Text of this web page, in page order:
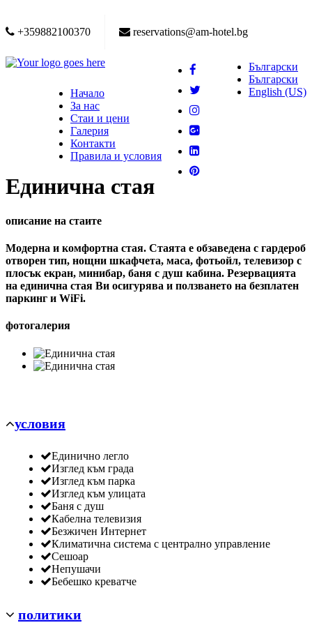
+359882100370 reservations@am-hotel.bg
Български
Български
English (US)
Начало
За нас
Стаи и цени
Галерия
Контакти
Правила и условия
Единична стая
описание на стаите
Модерна и комфортна стая. Стаята е обзаведена с гардероб
отворен тип, нощни шкафчета, маса, фотьойл, телевизор с
плосък екран, минибар, баня с душ кабина. Резервацията
на единична стая Ви осигурява и ползването на безплатен
паркинг и WiFi.
фотогалерия
условия
Единично легло
Изглед към града
Изглед към парка
Изглед към улицата
Баня с душ
Кабелна телевизия
Безжичен Интернет
Климатична система с централно управление
Сешоар
Непушачи
Бебешко креватче
политики